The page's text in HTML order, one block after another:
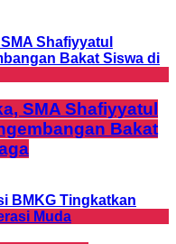
SMA Shafiyyatul
Bakat